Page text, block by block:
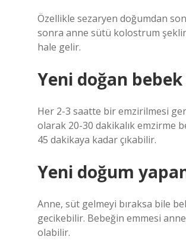
Özellikle sezaryen doğumdan
sonra anne sütü kolostrum
hale gelir.
Yeni doğan
Her 2-3 saatte bir emzirilmesi
olarak 20-30 dakikalık emzirme
45 dakikaya kadar çıkabilir.
Yeni doğum
Anne, süt gelmeyi bıraksa bile
gecikebilir. Bebeğin emmesi
olabilir.